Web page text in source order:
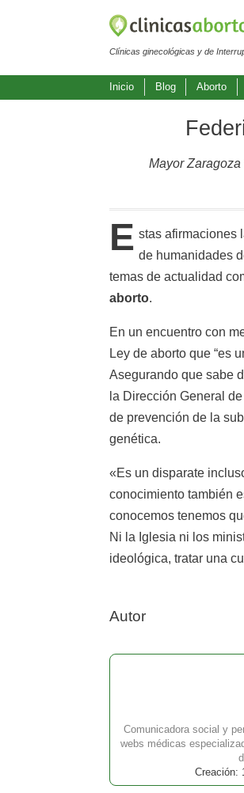
Clínicas ginecológicas y de
Inicio Blog Aborto
Mayor
E stas afirmaciones
de humanidades
temas de actualidad
aborto.
En un encuentro con
Ley de aborto que “es
Asegurando que sabe
la Dirección General
de prevención de la
genética.
«Es un disparate
conocimiento también
conocemos tenemos
Ni la Iglesia ni los
ideológica, tratar una
Autor
Comunicadora social y
webs médicas
Creación: